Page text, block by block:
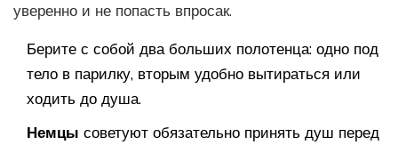
уверенно и не попасть впросак.
Берите с собой два больших полотенца: одно под
тело в парилку, вторым удобно вытираться или
ходить до душа.
Немцы советуют обязательно принять душ перед